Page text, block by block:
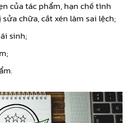
của tác phẩm, hạn chế tình
chữa, cắt xén làm sai lệch;
sinh;